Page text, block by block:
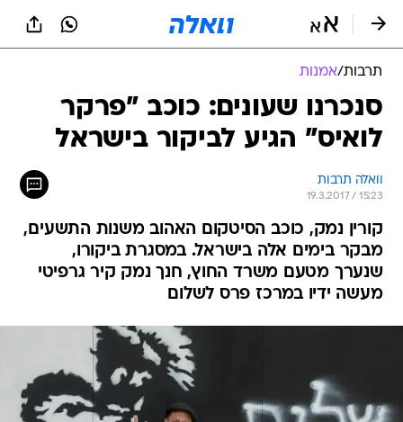
תרבות/אמנות
סנכרנו שעונים: כוכב "פרקר
לואיס" הגיע לביקור בישראל
וואלה תרבות
19.3.2017 / 15:23
קורין נמק, כוכב הסיטקום האהוב משנות התשעים,
מבקר בימים אלה בישראל. במסגרת ביקורו,
שנערך מטעם משרד החוץ, חנך נמק קיר גרפיטי
מעשה ידיו במרכז פרס לשלום